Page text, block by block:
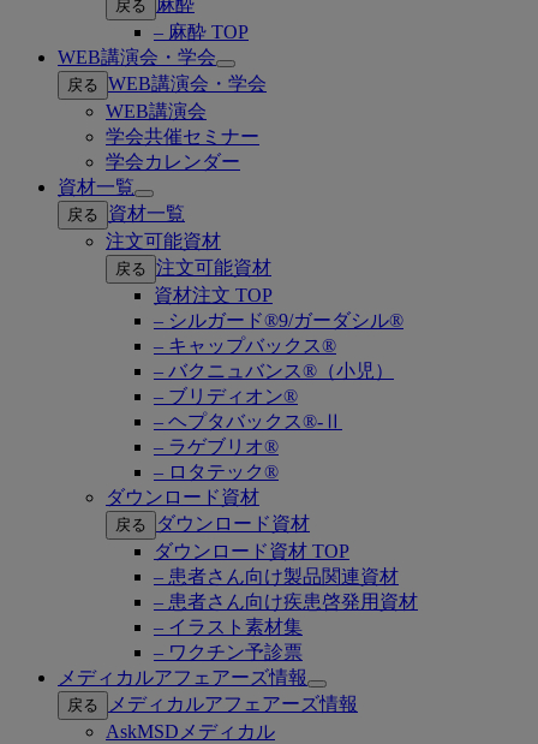
戻る
麻酔
– 麻酔 TOP
WEB講演会・学会
Open
submenu
戻る WEB講演会・学会
WEB講演会
学会共催セミナー
学会カレンダー
資材一覧
Open
submenu
戻る
資材一覧
注文可能資材
戻る 注文可能資材
資材注文 TOP
– シルガード®9/ガーダシル®
– キャップバックス®
– バクニュバンス®（小児）
– ブリディオン®
– ヘプタバックス®-Ⅱ
– ラゲブリオ®
– ロタテック®
ダウンロード資材
戻る
ダウンロード資材
ダウンロード資材 TOP
– 患者さん向け製品関連資材
– 患者さん向け疾患啓発用資材
– イラスト素材集
– ワクチン予診票
メディカルアフェアーズ情報
Open
submenu
戻る
メディカルアフェアーズ情報
AskMSDメディカル